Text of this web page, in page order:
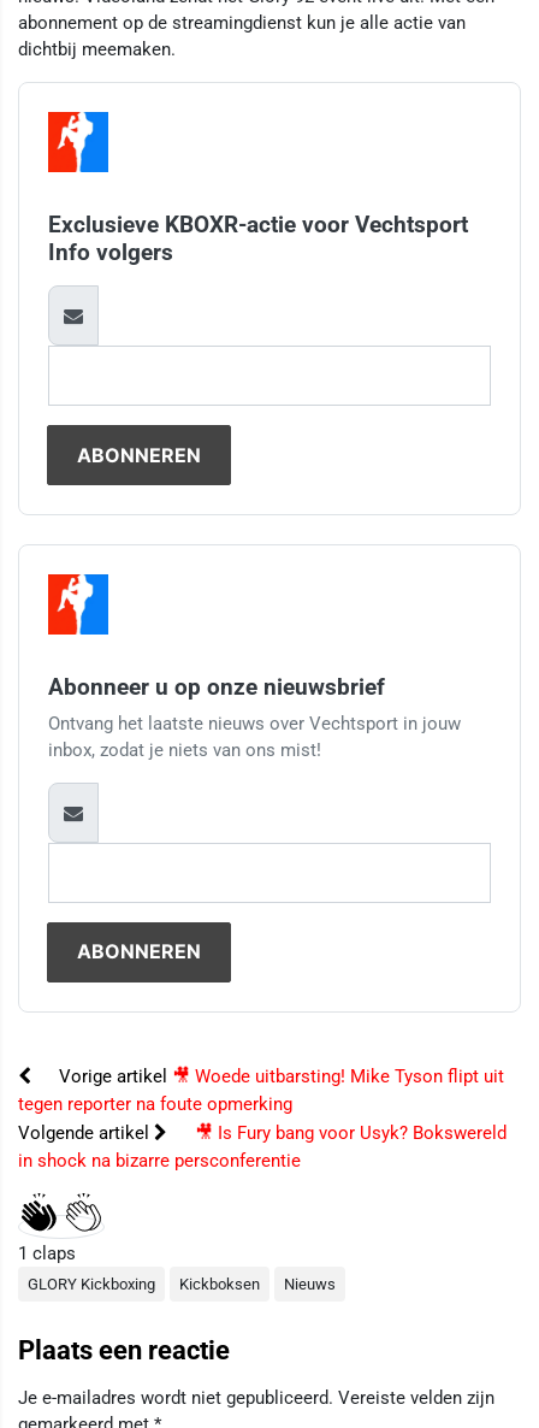
abonnement op de streamingdienst kun je alle actie van
dichtbij meemaken.
Exclusieve KBOXR-actie voor Vechtsport
Info volgers
Abonneer u op onze nieuwsbrief
Ontvang het laatste nieuws over Vechtsport in jouw
inbox, zodat je niets van ons mist!
Vorige artikel 🎥 Woede uitbarsting! Mike Tyson flipt uit
tegen reporter na foute opmerking
Volgende artikel
🎥 Is Fury bang voor Usyk? Bokswereld
in shock na bizarre persconferentie
1 claps
GLORY Kickboxing Kickboksen Nieuws
Plaats een reactie
Je e-mailadres wordt niet gepubliceerd. Vereiste velden zijn